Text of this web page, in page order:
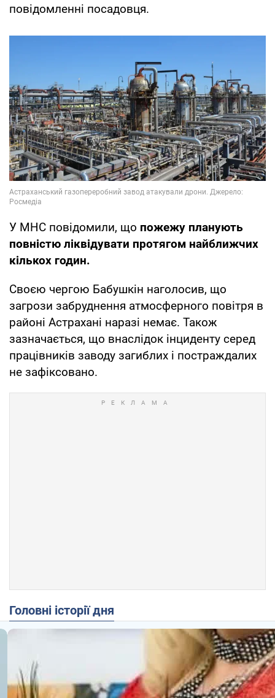
повідомленні посадовця.
У МНС повідомили, що пожежу планують
повністю ліквідувати протягом найближчих
кількох годин.
Своєю чергою Бабушкін наголосив, що
загрози забруднення атмосферного повітря в
районі Астрахані наразі немає. Також
зазначається, що внаслідок інциденту серед
працівників заводу загиблих і постраждалих
не зафіксовано.
Головні історії дня